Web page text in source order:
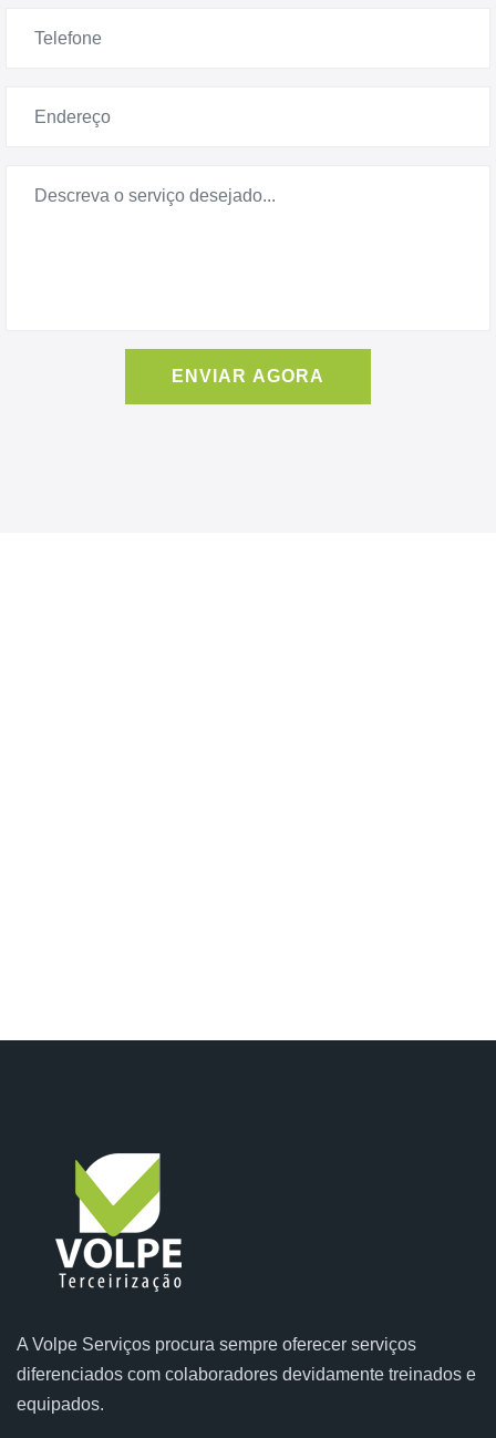
ENVIAR AGORA
A Volpe Serviços procura sempre oferecer serviços
diferenciados com colaboradores devidamente treinados e
equipados.